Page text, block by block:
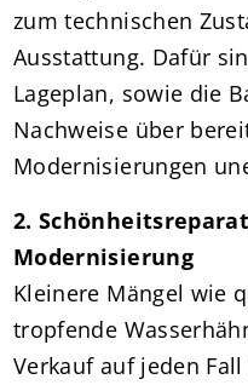
zum technischen
Ausstattung. Dafür
Lageplan, sowie die
Nachweise über
Modernisierungen
2.
Modernisierung
Kleinere Mängel wie
tropfende
Verkauf auf jeden